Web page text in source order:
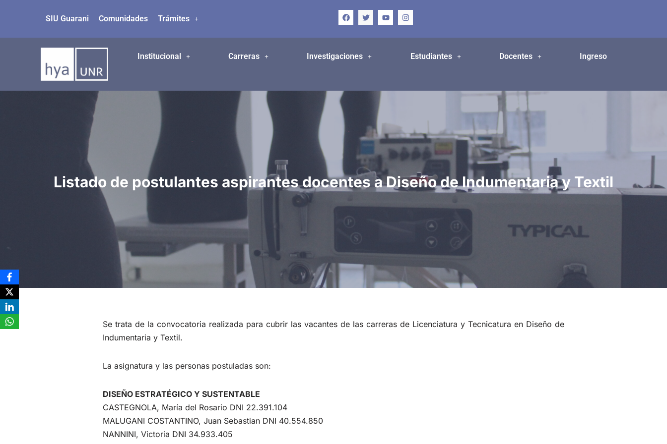
al
SIU Guarani Comunidades Trámites
Institucional Carreras Investigaciones Estudiantes Docentes Ingreso
Listado de postulantes aspirantes docentes a Diseño de Indumentaria y Textil
Se trata de la convocatoria realizada para cubrir las vacantes de las carreras de Licenciatura y Tecnicatura en Diseño de
Indumentaria y Textil.
La asignatura y las personas postuladas son:
DISEÑO ESTRATÉGICO Y SUSTENTABLE
CASTEGNOLA, María del Rosario DNI 22.391.104
MALUGANI COSTANTINO, Juan Sebastian DNI 40.554.850
NANNINI, Victoria DNI 34.933.405